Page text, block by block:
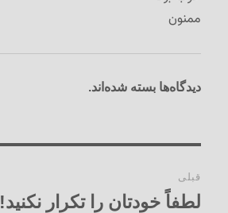
ممنون
دیدگاه‌ها بسته شده‌اند.
نوشته‌ها
قبلی
نوشته
لطفاً خودتان را تکرار نکنید!